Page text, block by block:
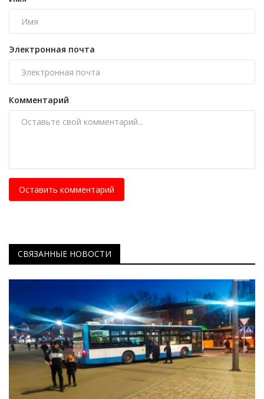
Электронная почта
Комментарий
Оставить комментарий
СВЯЗАННЫЕ НОВОСТИ